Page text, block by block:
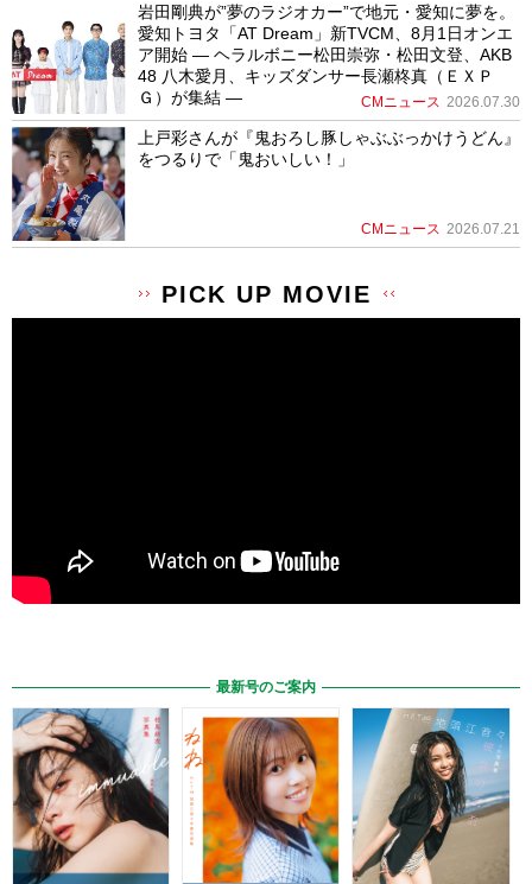
岩田剛典が”夢のラジオカー”で地元・愛知に夢を。
愛知トヨタ「AT Dream」新TVCM、8月1日オンエ
ア開始 ― ヘラルボニー松田崇弥・松田文登、AKB
48 八木愛月、キッズダンサー長瀬柊真（ＥＸＰ
Ｇ）が集結 ―
CMニュース 2026.07.30
上戸彩さんが『鬼おろし豚しゃぶぶっかけうどん』
をつるりで「鬼おいしい！」
CMニュース 2026.07.21
PICK UP MOVIE
最新号のご案内